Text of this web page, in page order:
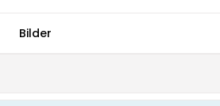
Bilder